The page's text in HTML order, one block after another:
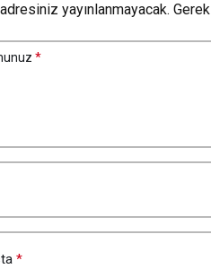
yayınlanmayacak.
*
*